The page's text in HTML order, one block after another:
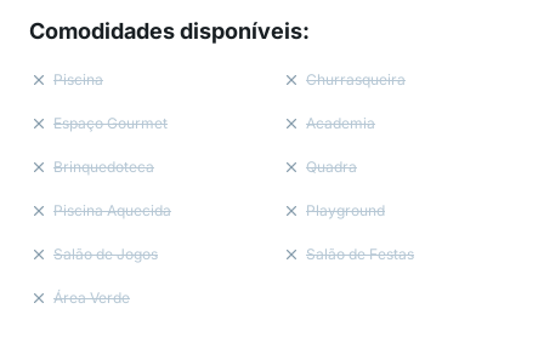
Comodidades disponíveis:
Piscina Churrasqueira
Espaço Gourmet Academia
Brinquedoteca Quadra
Piscina Aquecida Playground
Salão de Jogos Salão de Festas
Área Verde